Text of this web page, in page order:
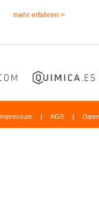
mehr erfahren >
Impressum | AGB |